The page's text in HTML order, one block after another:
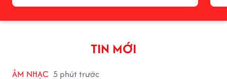
TIN MỚI
ÂM NHẠC 5 phút trước